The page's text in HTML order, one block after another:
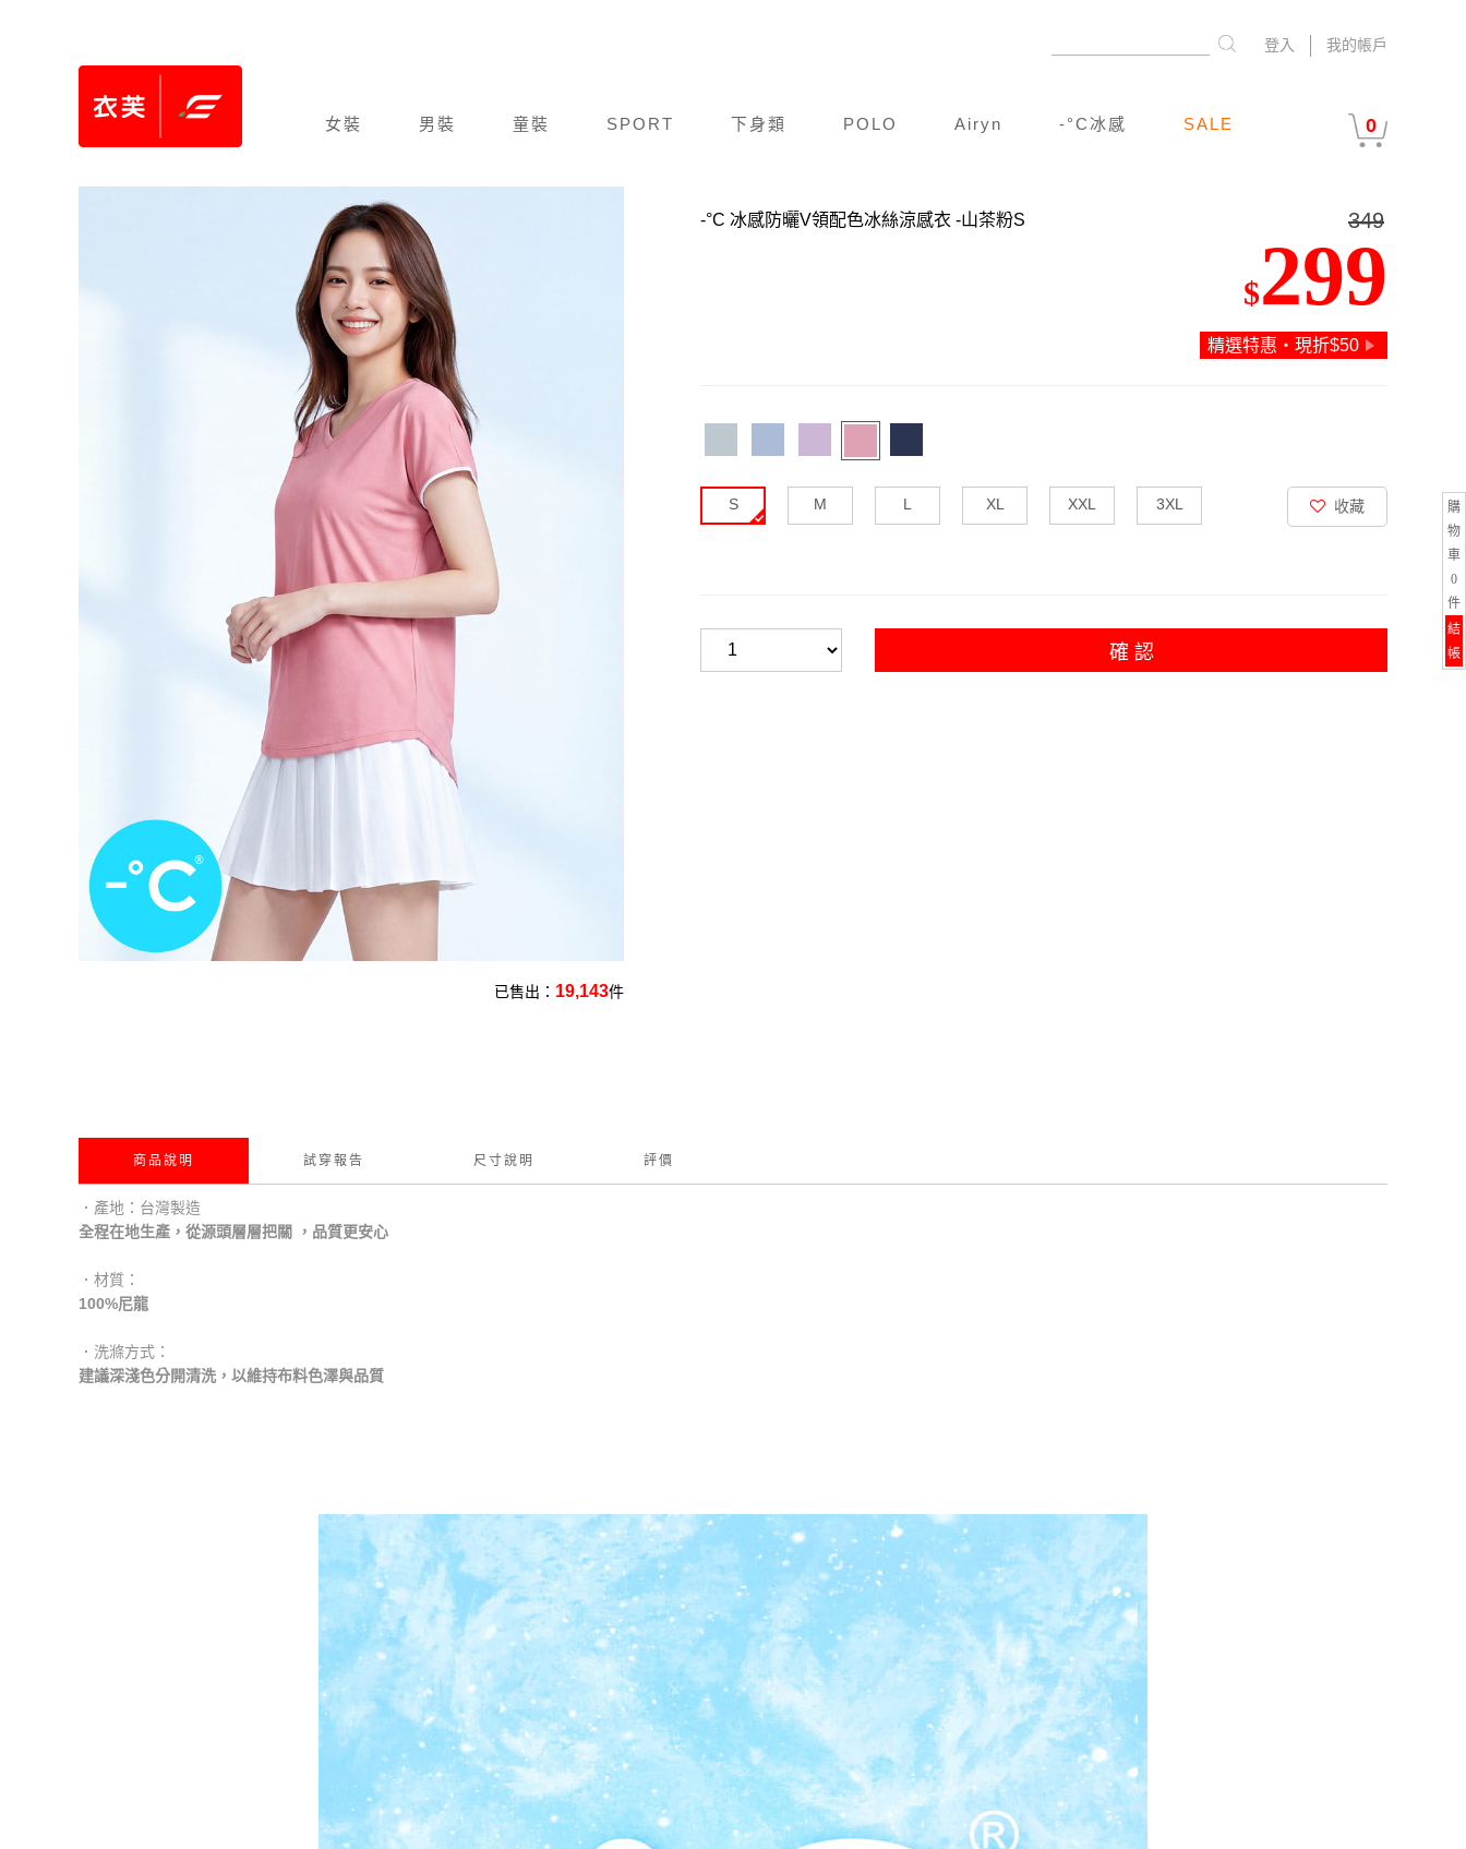
我的帳戶
登入
女裝 男裝 童裝 SPORT 下身類 POLO Airyn -°C冰感 SALE 0
購
物
車
0
件
結
帳
已售出： 19,143件
-°C 冰感防曬V領配色冰絲涼感衣 -山茶粉S 349
$299
精選特惠‧現折$50
S M L XL XXL 3XL 收藏
確 認
商品說明 試穿報告 尺寸說明 評價
．產地：台灣製造
全程在地生產，從源頭層層把關 ，品質更安心
．材質：
100%尼龍
．洗滌方式：
建議深淺色分開清洗，以維持布料色澤與品質